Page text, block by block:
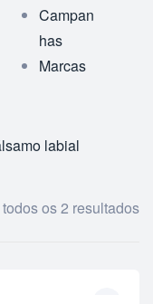
Campan
has
Marcas
labial
os 2 resultados